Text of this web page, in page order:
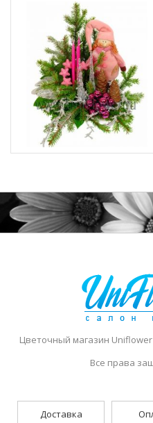
Цветочный магазин Uniflower
Все права
Доставка